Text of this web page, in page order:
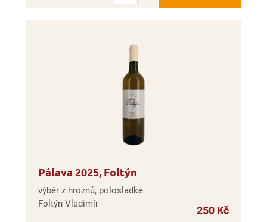
Pálava 2025, Foltýn
výběr z hroznů, polosladké
Foltýn Vladimír
250 Kč